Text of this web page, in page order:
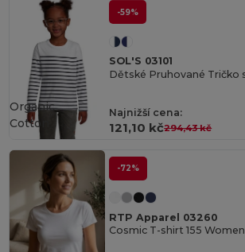
-59%
SOL'S 03101
Najnižší cena:
121,10 kč294,43 kč
Organic
Cotton
-72%
RTP Apparel 03260
Cosmic T-shirt 155 Women